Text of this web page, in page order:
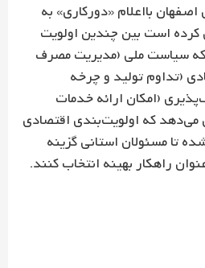
اصفهان بااعلام «دورکاری» به
کرده است بین چندین اولویت
که سیاست ملی (مدیریت مصرف
(تداوم تولید و چرخه
(امکان ارائه خدمات
که اولویت‌بندی اقتصادی
تا مسئولان استانی گزینه
راهکار بهینه انتخاب کنند.